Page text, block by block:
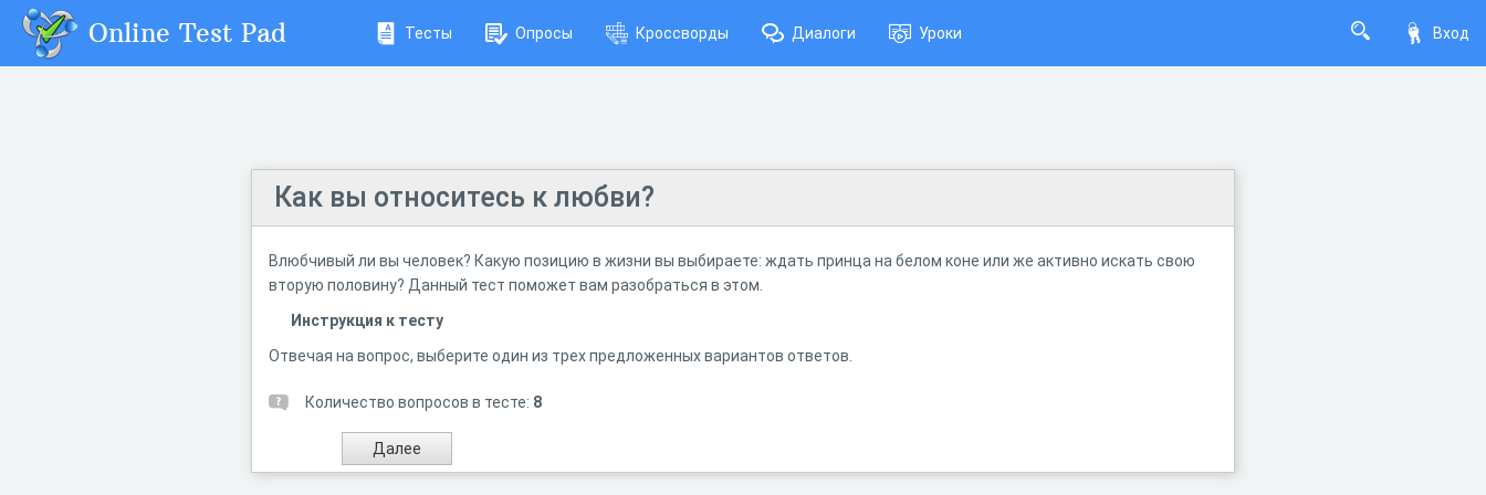
Вход
Online Test Pad Тесты Опросы Кроссворды Диалоги Уроки
Как вы относитесь к любви?
Влюбчивый ли вы человек? Какую позицию в жизни вы выбираете: ждать принца на белом коне или же активно искать свою
вторую половину? Данный тест поможет вам разобраться в этом.
Инструкция к тесту
Отвечая на вопрос, выберите один из трех предложенных вариантов ответов.
Количество вопросов в тесте: 8